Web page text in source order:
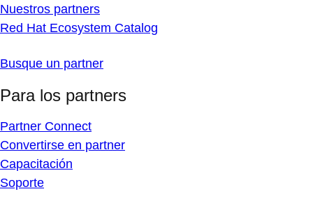
Nuestros partners
Red Hat Ecosystem Catalog
Busque un partner
Para los partners
Partner Connect
Convertirse en partner
Capacitación
Soporte